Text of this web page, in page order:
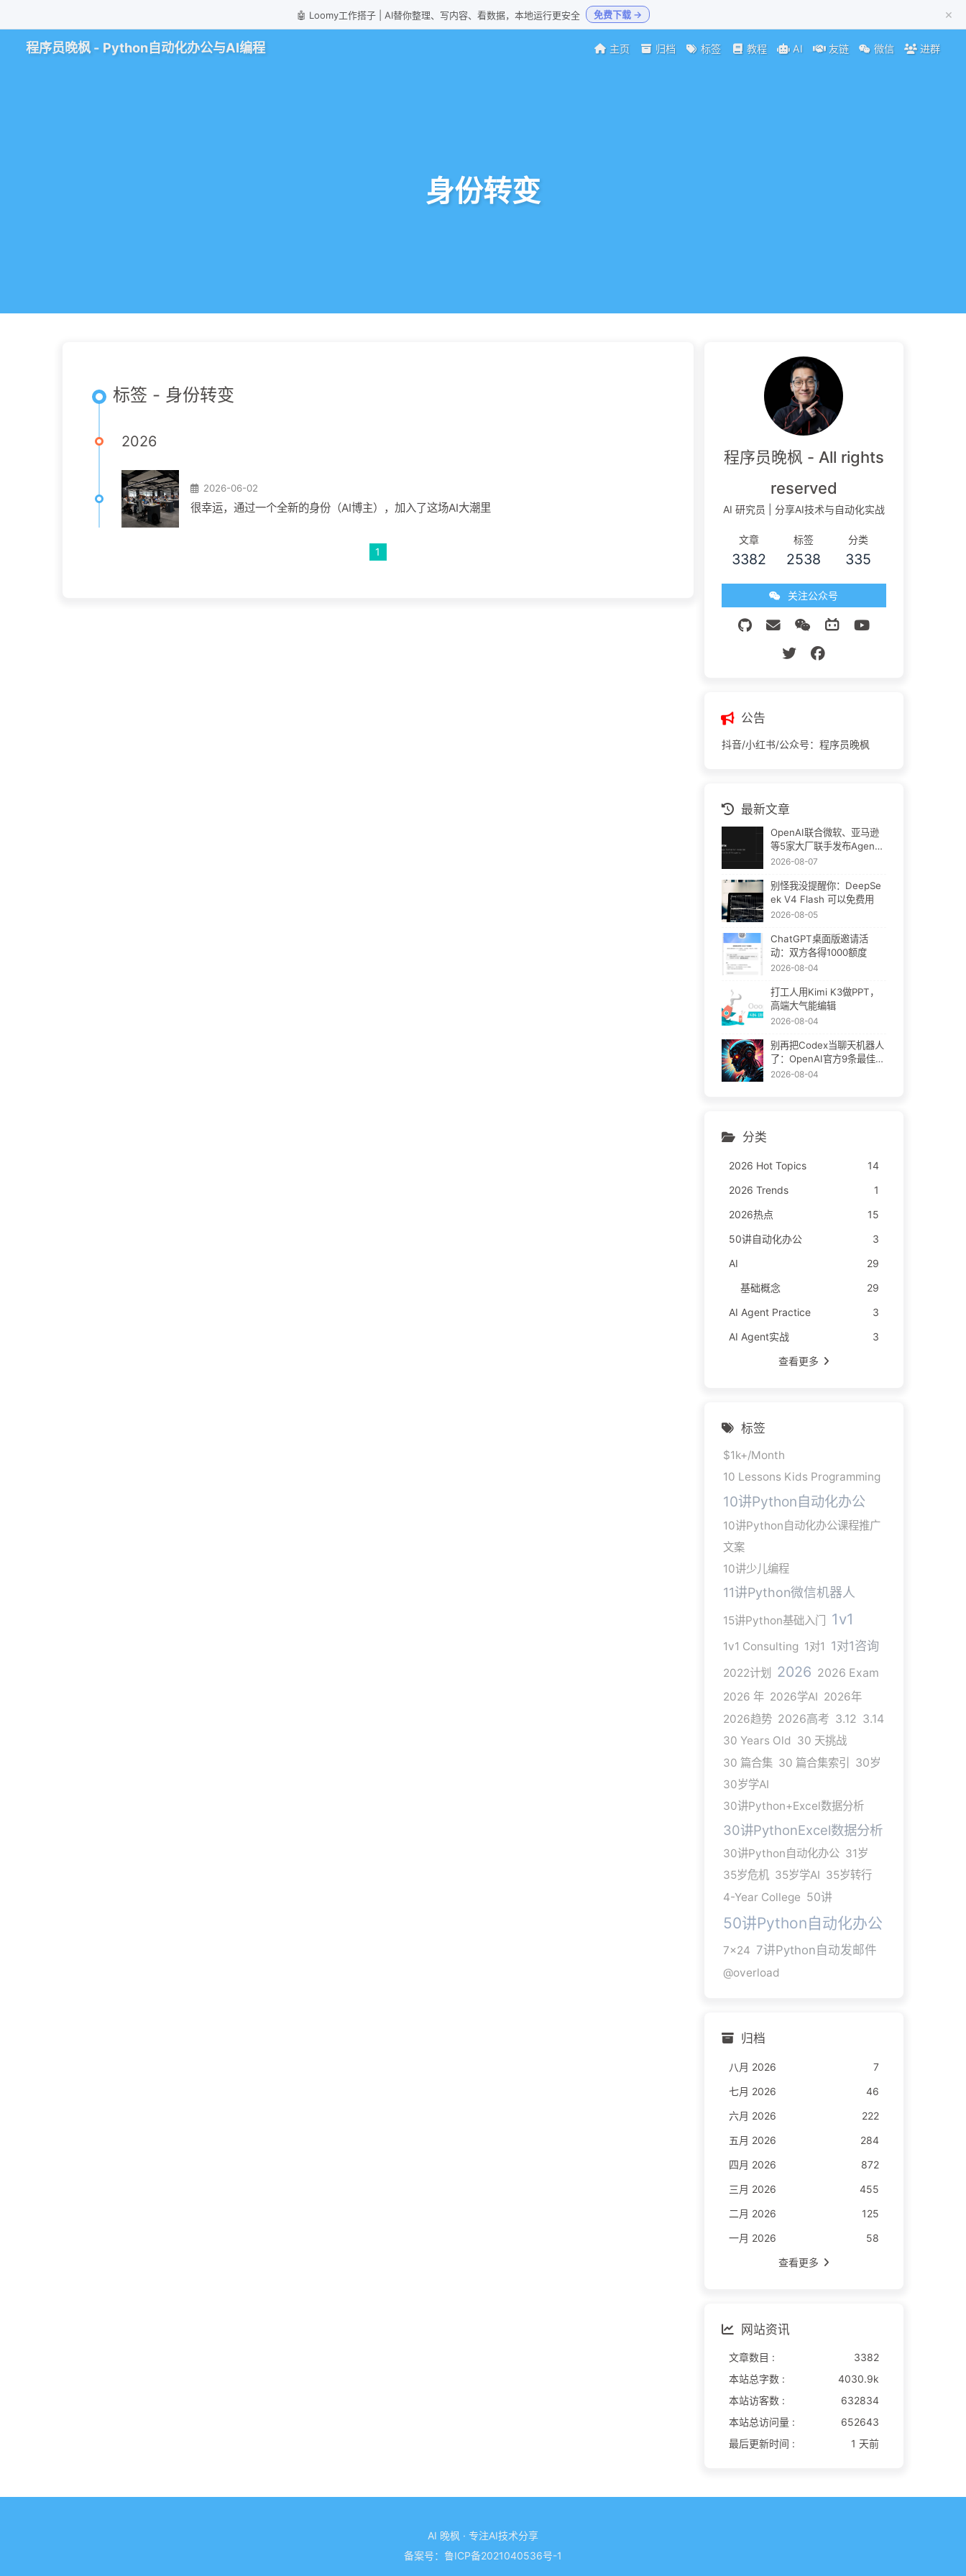
🤖 Loomy工作搭子 | AI替你整理、写内容、看数据，本地运行更安全 免费下载 → ×
程序员晚枫 - Python自动化办公与AI编程 主页 归档 标签 教程 AI 友链 微信 进群
身份转变
标签 - 身份转变
2026
2026-06-02
很幸运，通过一个全新的身份（AI博主），加入了这场AI大潮里
1
程序员晚枫 - All rights
reserved
AI 研究员 | 分享AI技术与自动化实战
文章
3382
标签
2538
分类
335
关注公众号
公告
抖音/小红书/公众号：程序员晚枫
最新文章
OpenAI联合微软、亚马逊
等5家大厂联手发布Agent
Plugins：AI插件终于要统
2026-08-07
别怪我没提醒你：DeepSe
ek V4 Flash 可以免费用
2026-08-05
ChatGPT桌面版邀请活
动：双方各得1000额度
2026-08-04
打工人用Kimi K3做PPT，
高端大气能编辑
2026-08-04
别再把Codex当聊天机器人
了：OpenAI官方9条最佳实
践
2026-08-04
分类
2026 Hot Topics
14
2026 Trends
1
2026热点
15
50讲自动化办公
3
AI
29
基础概念
29
AI Agent Practice
3
AI Agent实战
3
查看更多
标签
$1k+/Month
10 Lessons Kids Programming
10讲Python自动化办公
10讲Python自动化办公课程推广
文案
10讲少儿编程
11讲Python微信机器人
15讲Python基础入门 1v1
1v1 Consulting 1对1 1对1咨询
2022计划 2026 2026 Exam
2026 年 2026学AI 2026年
2026趋势 2026高考 3.12 3.14
30 Years Old 30 天挑战
30 篇合集 30 篇合集索引
30岁
30岁学AI
30讲Python+Excel数据分析
30讲PythonExcel数据分析
30讲Python自动化办公 31岁
35岁危机 35岁学AI 35岁转行
4-Year College 50讲
50讲Python自动化办公
7x24 7讲Python自动发邮件
@overload
归档
八月 2026
7
七月 2026
46
六月 2026
222
五月 2026
284
四月 2026
872
三月 2026
455
二月 2026
125
一月 2026
58
查看更多
网站资讯
文章数目 :
3382
本站总字数 :
4030.9k
本站访客数 :
632834
本站总访问量 :
652643
最后更新时间 :
1 天前
AI 晚枫 · 专注AI技术分享
备案号： 鲁ICP备2021040536号-1